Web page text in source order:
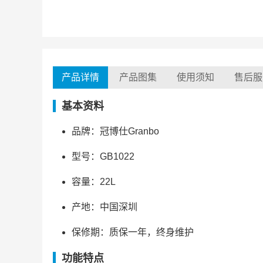
产品详情 产品图集 使用须知 售后
基本资料
品牌：冠博仕Granbo
型号：GB1022
容量：22L
产地：中国深圳
保修期：质保一年，终身维护
功能特点